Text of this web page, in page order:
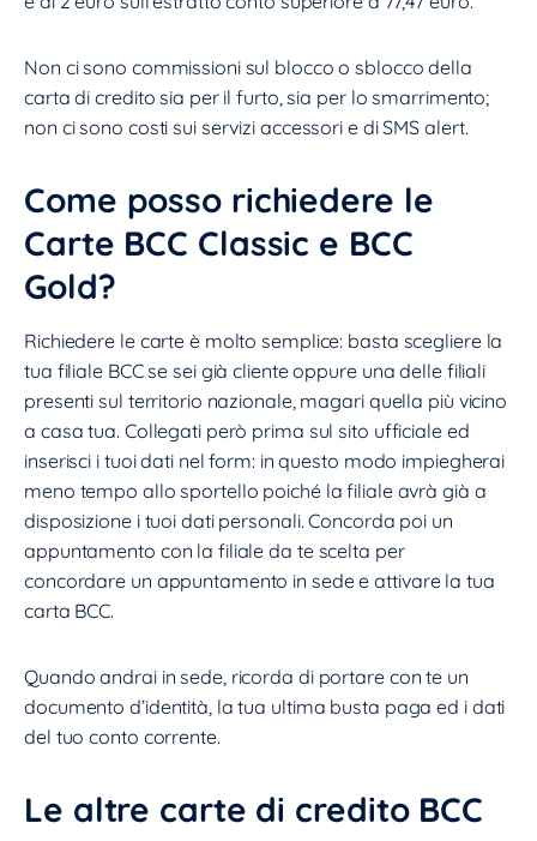
Non ci sono commissioni sul blocco o sblocco della
carta di credito sia per il furto, sia per lo smarrimento;
non ci sono costi sui servizi accessori e di SMS alert.
Come posso richiedere le
Carte BCC Classic e BCC
Gold?
Richiedere le carte è molto semplice: basta scegliere la
tua filiale BCC se sei già cliente oppure una delle filiali
presenti sul territorio nazionale, magari quella più vicino
a casa tua. Collegati però prima sul sito ufficiale ed
inserisci i tuoi dati nel form: in questo modo impiegherai
meno tempo allo sportello poiché la filiale avrà già a
disposizione i tuoi dati personali. Concorda poi un
appuntamento con la filiale da te scelta per
concordare un appuntamento in sede e attivare la tua
carta BCC.
Quando andrai in sede, ricorda di portare con te un
documento d’identità, la tua ultima busta paga ed i dati
del tuo conto corrente.
Le altre carte di credito BCC